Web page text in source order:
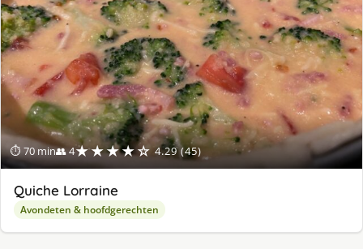
⏱ 70 min👥 4★★★★☆ 4.29 (45)
Quiche Lorraine
Avondeten & hoofdgerechten